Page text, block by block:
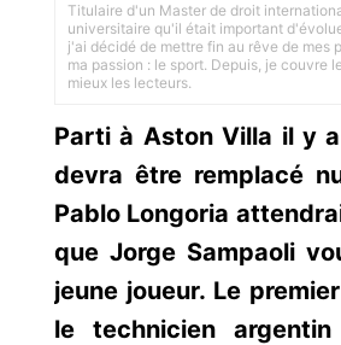
Titulaire d'un Master de droit
universitaire qu'il était important
j'ai décidé de mettre fin au rêve de mes
ma passion : le sport. Depuis, je couvre
mieux les lecteurs.
Parti à Aston Villa il y
devra être remplacé
Pablo Longoria
que Jorge Sampaoli
jeune joueur. Le
le technicien